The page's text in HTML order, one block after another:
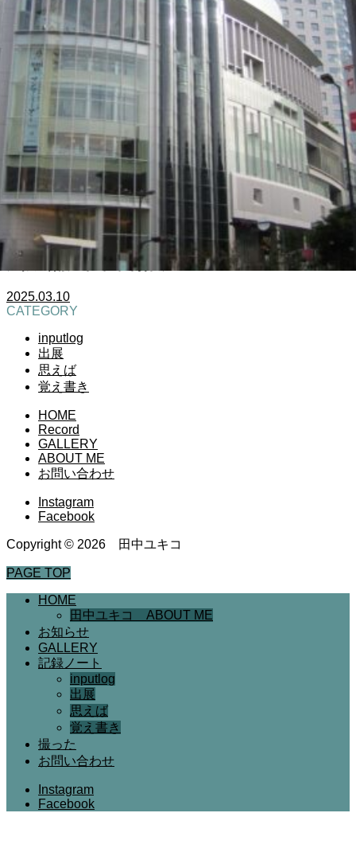
大阪芸術大学卒業制作展2025
2025.03.10
CATEGORY
inputlog
出展
思えば
覚え書き
HOME
Record
GALLERY
ABOUT ME
お問い合わせ
Instagram
Facebook
Copyright © 2026 田中ユキコ
PAGE TOP
HOME
田中ユキコ ABOUT ME
お知らせ
GALLERY
記録ノート
inputlog
出展
思えば
覚え書き
撮った
お問い合わせ
Instagram
Facebook